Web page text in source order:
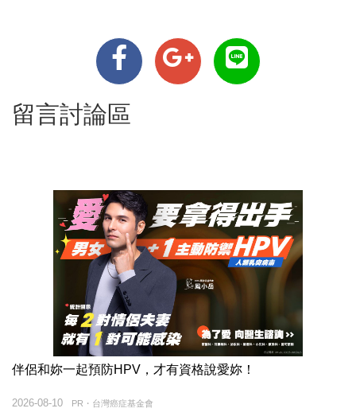
留言討論區
伴侶和妳一起預防HPV，才有資格說愛妳！
PR・台灣癌症基金會
2026-08-10